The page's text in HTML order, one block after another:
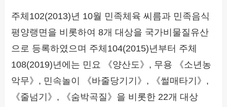
주체102(2013)년 10월 민족체육 씨름과 민족음식
평양랭면을 비롯하여 8개 대상을 국가비물질유산
으로 등록하였으며 주체104(2015)년부터 주체
108(2019)년에는 민요 《양산도》, 무용 《소년농
악무》, 민속놀이 《바줄당기기》, 《썰매타기》,
《줄넘기》, 《숨박곡질》을 비롯한 22개 대상